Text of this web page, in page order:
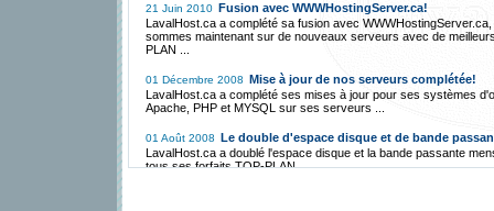
21 Juin 2010 Fusion avec WWWHostingServer.ca!
LavalHost.ca a complété sa fusion avec
sommes maintenant sur de nouveaux serveurs avec de
PLAN ...
01 Décembre 2008 Mise à jour de nos serveurs complétée!
LavalHost.ca a complété ses mises à jour pour ses systèmes
Apache, PHP et MYSQL sur ses serveurs ...
01 Août 2008 Le double d'espace disque et de bande
LavalHost.ca a doublé l'espace disque et la bande passante
tous ses forfaits TOP-PLAN ...